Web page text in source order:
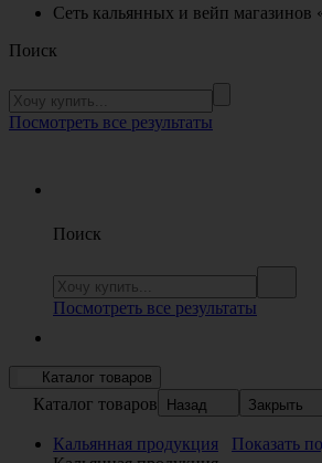
Сеть кальянных и вейп магазинов
Поиск
Посмотреть все результаты
Поиск
Посмотреть все результаты
Каталог товаров
Каталог товаров Назад Закрыть
Кальянная продукция
Показать